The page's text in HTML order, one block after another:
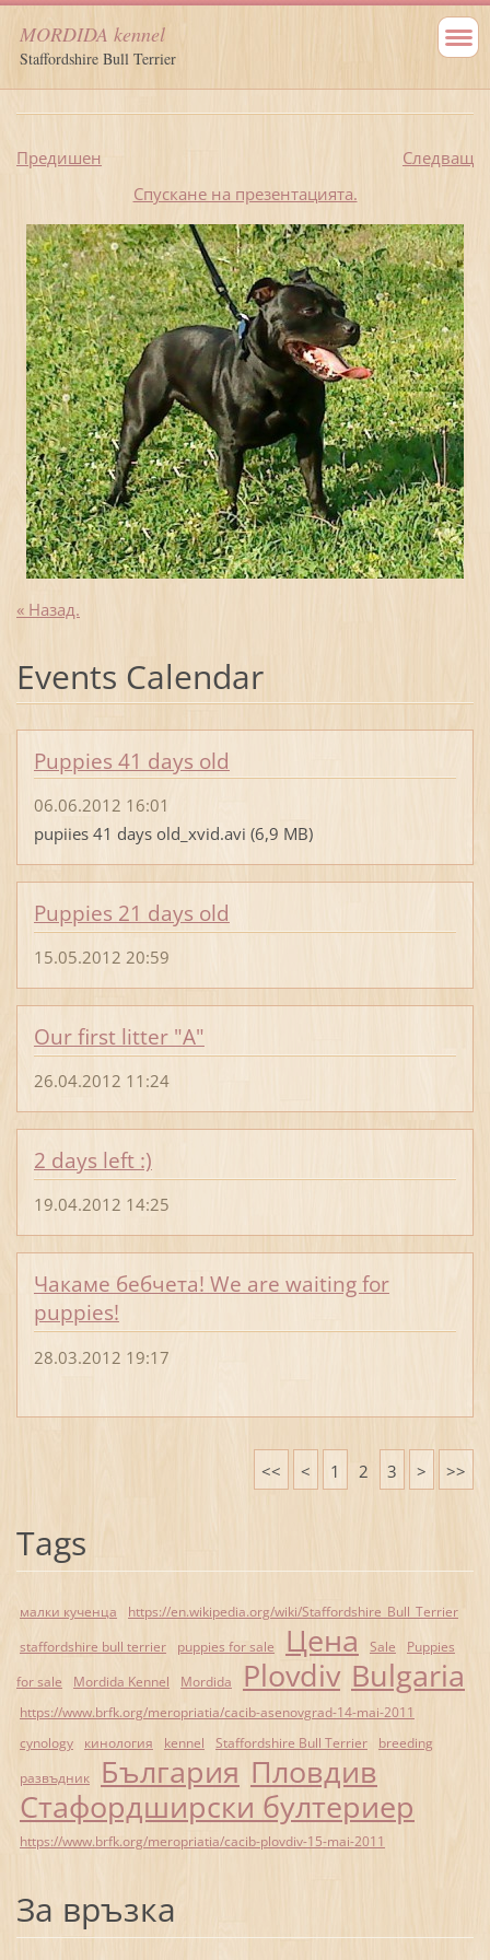
MORDIDA kennel
Staffordshire Bull Terrier
Предишен
Следващ
Спускане на презентацията.
« Назад.
Events Calendar
Puppies 41 days old
06.06.2012 16:01
pupiies 41 days old_xvid.avi (6,9 MB)
Puppies 21 days old
15.05.2012 20:59
Our first litter "A"
26.04.2012 11:24
2 days left :)
19.04.2012 14:25
Чакаме бебчета! We are waiting for
puppies!
28.03.2012 19:17
<< < 1 2 3 > >>
Tags
малки кученца
https://en.wikipedia.org/wiki/Staffordshire_Bull_Terrier
staffordshire bull terrier
puppies for sale Цена Sale
Puppies
for sale
Mordida Kennel Mordida Plovdiv Bulgaria
https://www.brfk.org/meropriatia/cacib-asenovgrad-14-mai-2011
cynology
кинология kennel Staffordshire Bull Terrier
breeding
развъдник
България Пловдив
Стафордширски бултериер
https://www.brfk.org/meropriatia/cacib-plovdiv-15-mai-2011
За връзка